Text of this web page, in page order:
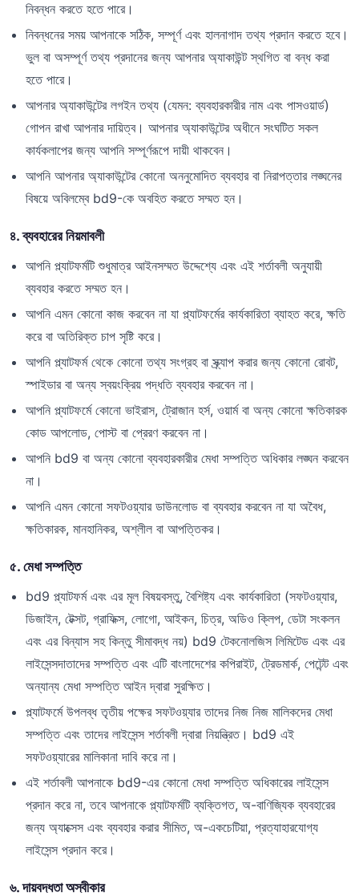
নিবন্ধন করতে হতে পারে।
নিবন্ধনের সময় আপনাকে সঠিক, সম্পূর্ণ এবং হালনাগাদ তথ্য প্রদান করতে হবে।
ভুল বা অসম্পূর্ণ তথ্য প্রদানের জন্য আপনার অ্যাকাউন্ট স্থগিত বা বন্ধ করা
হতে পারে।
আপনার অ্যাকাউন্টের লগইন তথ্য (যেমন: ব্যবহারকারীর নাম এবং পাসওয়ার্ড)
গোপন রাখা আপনার দায়িত্ব। আপনার অ্যাকাউন্টের অধীনে সংঘটিত সকল
কার্যকলাপের জন্য আপনি সম্পূর্ণরূপে দায়ী থাকবেন।
আপনি আপনার অ্যাকাউন্টের কোনো অননুমোদিত ব্যবহার বা নিরাপত্তার লঙ্ঘনের
বিষয়ে অবিলম্বে bd9-কে অবহিত করতে সম্মত হন।
৪. ব্যবহারের নিয়মাবলী
আপনি প্ল্যাটফর্মটি শুধুমাত্র আইনসম্মত উদ্দেশ্যে এবং এই শর্তাবলী অনুযায়ী
ব্যবহার করতে সম্মত হন।
আপনি এমন কোনো কাজ করবেন না যা প্ল্যাটফর্মের কার্যকারিতা ব্যাহত করে, ক্ষতি
করে বা অতিরিক্ত চাপ সৃষ্টি করে।
আপনি প্ল্যাটফর্ম থেকে কোনো তথ্য সংগ্রহ বা স্ক্র্যাপ করার জন্য কোনো রোবট,
স্পাইডার বা অন্য স্বয়ংক্রিয় পদ্ধতি ব্যবহার করবেন না।
আপনি প্ল্যাটফর্মে কোনো ভাইরাস, ট্রোজান হর্স, ওয়ার্ম বা অন্য কোনো ক্ষতিকারক
কোড আপলোড, পোস্ট বা প্রেরণ করবেন না।
আপনি bd9 বা অন্য কোনো ব্যবহারকারীর মেধা সম্পত্তি অধিকার লঙ্ঘন করবেন
না।
আপনি এমন কোনো সফটওয়্যার ডাউনলোড বা ব্যবহার করবেন না যা অবৈধ,
ক্ষতিকারক, মানহানিকর, অশ্লীল বা আপত্তিকর।
৫. মেধা সম্পত্তি
bd9 প্ল্যাটফর্ম এবং এর মূল বিষয়বস্তু, বৈশিষ্ট্য এবং কার্যকারিতা (সফটওয়্যার,
ডিজাইন, টেক্সট, গ্রাফিক্স, লোগো, আইকন, চিত্র, অডিও ক্লিপ, ডেটা সংকলন
এবং এর বিন্যাস সহ কিন্তু সীমাবদ্ধ নয়) bd9 টেকনোলজিস লিমিটেড এবং এর
লাইসেন্সদাতাদের সম্পত্তি এবং এটি বাংলাদেশের কপিরাইট, ট্রেডমার্ক, পেটেন্ট এবং
অন্যান্য মেধা সম্পত্তি আইন দ্বারা সুরক্ষিত।
প্ল্যাটফর্মে উপলব্ধ তৃতীয় পক্ষের সফটওয়্যার তাদের নিজ নিজ মালিকদের মেধা
সম্পত্তি এবং তাদের লাইসেন্স শর্তাবলী দ্বারা নিয়ন্ত্রিত। bd9 এই
সফটওয়্যারের মালিকানা দাবি করে না।
এই শর্তাবলী আপনাকে bd9-এর কোনো মেধা সম্পত্তি অধিকারের লাইসেন্স
প্রদান করে না, তবে আপনাকে প্ল্যাটফর্মটি ব্যক্তিগত, অ-বাণিজ্যিক ব্যবহারের
জন্য অ্যাক্সেস এবং ব্যবহার করার সীমিত, অ-একচেটিয়া, প্রত্যাহারযোগ্য
লাইসেন্স প্রদান করে।
৬. দায়বদ্ধতা অস্বীকার